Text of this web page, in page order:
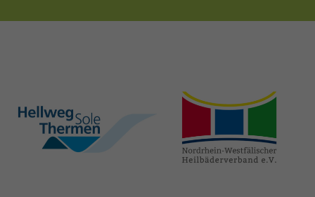
hellweg-sole-
thermen.de
heilbaeder.de